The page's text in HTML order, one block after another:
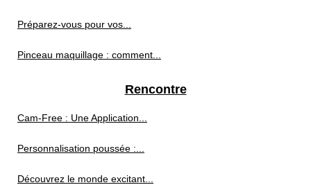
Préparez-vous pour vos...
Pinceau maquillage : comment...
Rencontre
Cam-Free : Une Application...
Personnalisation poussée :...
Découvrez le monde excitant...